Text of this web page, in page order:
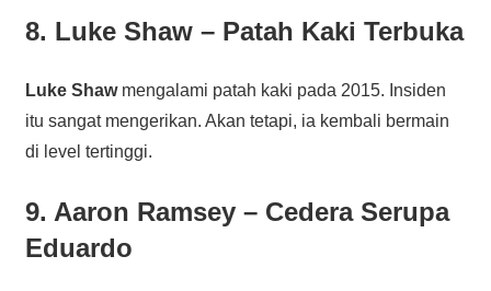
8. Luke Shaw – Patah Kaki Terbuka
Luke Shawmengalami patah kaki pada 2015. Insiden
itu sangat mengerikan. Akan tetapi, ia kembali bermain
di level tertinggi.
9. Aaron Ramsey – Cedera Serupa
Eduardo